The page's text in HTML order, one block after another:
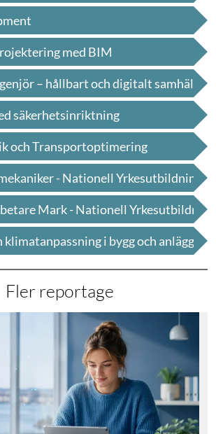
med BIM
– hållbart och digitalt samhäl ...
säkerhetsinriktning
och Transportoptimering
- Nationell Yrkesutbildnin ...
Mark - Nationell Yrkesutbildn ...
i bygg och anlägg ...
Fler reportage